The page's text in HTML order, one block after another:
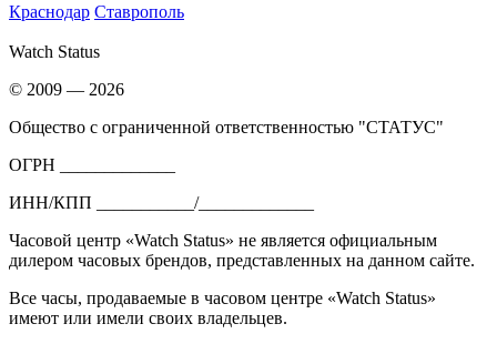
Краснодар Ставрополь
Watch Status
© 2009 — 2026
Общество с ограниченной ответственностью "СТАТУС"
ОГРН _____________
ИНН/КПП ___________/_____________
Часовой центр «Watch Status» не является официальным
дилером часовых брендов, представленных на данном сайте.
Все часы, продаваемые в часовом центре «Watch Status»
имеют или имели своих владельцев.